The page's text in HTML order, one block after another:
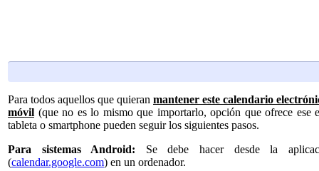
Para todos aquellos que quieran mantener este calendario
móvil (que no es lo mismo que importarlo, opción que ofrece ese
tableta o smartphone pueden seguir los siguientes pasos.
Para sistemas Android: Se debe hacer desde la
(calendar.google.com) en un ordenador.